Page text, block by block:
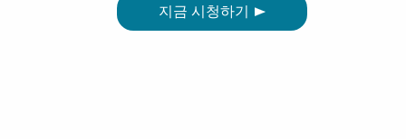
지금 시청하기